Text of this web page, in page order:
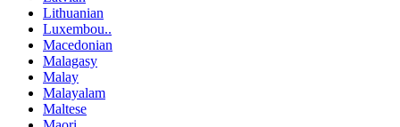
Lithuanian
Luxembou..
Macedonian
Malagasy
Malay
Malayalam
Maltese